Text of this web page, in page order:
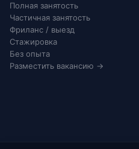
Полная занятость
Частичная занятость
Фриланс / выезд
Стажировка
Без опыта
Разместить вакансию →